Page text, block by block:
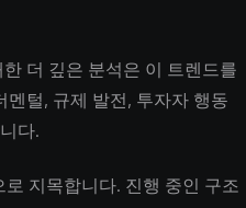
더 깊은 분석은 이 트렌드를
털, 규제 발전, 투자자 행동
다.
지목합니다. 진행 중인 구조